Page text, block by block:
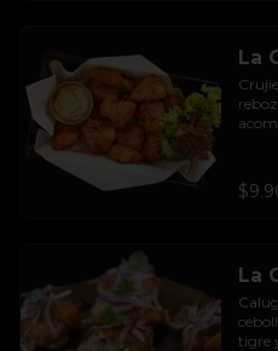
La
La
tigre